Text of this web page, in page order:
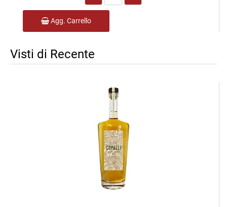
Agg. Carrello
Visti di Recente